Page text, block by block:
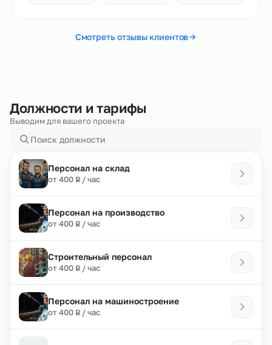
Смотреть отзывы клиентов
Должности и тарифы
Выводим для вашего проекта
Персонал на склад
от 400 ₽
Р / час
Персонал на производство
от 400 ₽
Р / час
Строительный персонал
от 400 ₽
Р / час
Персонал на машиностроение
от 400 ₽
Р / час